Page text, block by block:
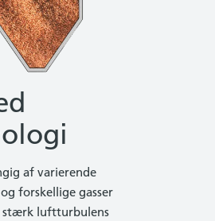
af varierende
forskellige gasser
stærk luftturbulens